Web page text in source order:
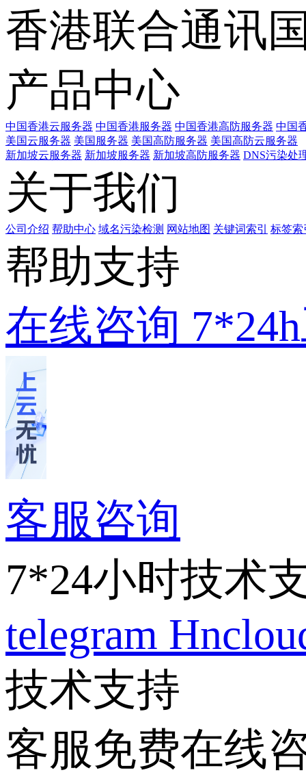
香港联合通讯
产品中心
中国香港云服务器 中国香港服务器 中国香港高防服务器 中国
美国云服务器 美国服务器 美国高防服务器 美国高防云服务器
新加坡云服务器 新加坡服务器 新加坡高防服务器 DNS污染处
关于我们
公司介绍 帮助中心 域名污染检测 网站地图 关键词索引 标签索
帮助支持
在线咨询
客服咨询
7*24小时技术
telegram
技术支持
客服免费在线